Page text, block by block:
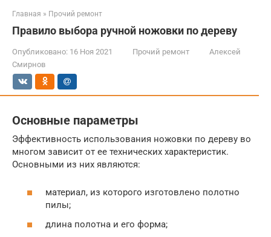
Главная » Прочий ремонт
Правило выбора ручной ножовки по дереву
Опубликовано: 16 Ноя 2021 Прочий ремонт
Алексей
Смирнов
Основные параметры
Эффективность использования ножовки по дереву во
многом зависит от ее технических характеристик.
Основными из них являются:
материал, из которого изготовлено полотно
пилы;
длина полотна и его форма;